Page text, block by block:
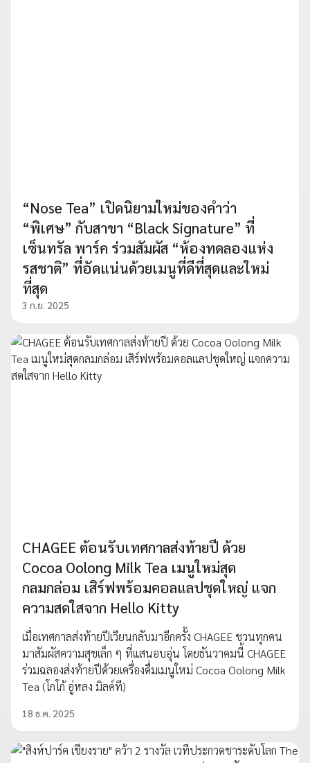
“Nose Tea” เปิดนิยามใหม่ของคำว่า
“พิเศษ” กับสาขา “Black Signature” ที่
เซ็นทรัล พาร์ค ร่วมสัมผัส “ห้องทดลองแห่ง
รสชาติ” ที่อัดแน่นด้วยเมนูที่ดีที่สุดและใหม่
ที่สุด
3 ก.ย. 2025
CHAGEE ต้อนรับเทศกาลส่งท้ายปี ด้วย
Cocoa Oolong Milk Tea เมนูใหม่สุด
กลมกล่อม เสิร์ฟพร้อมคอลแลปชุดใหญ่ แจก
ความสดใสจาก Hello Kitty
เมื่อเทศกาลส่งท้ายปีเวียนกลับมาอีกครั้ง CHAGEE ชวนทุกคน
มาสัมผัสความสุขเล็ก ๆ ที่แสนอบอุ่น โดยธันวาคมนี้ CHAGEE
ร่วมฉลองส่งท้ายปีด้วยเครื่องดื่มเมนูใหม่ Cocoa Oolong Milk
Tea (โกโก้ อู่หลง มิลค์ที)
18 ธ.ค. 2025